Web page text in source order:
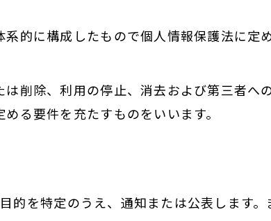
的に構成したもので個人情報保護法に定
削除、利用の停止、消去および第三者へ
る要件を充たすものをいいます。
的を特定のうえ、通知または公表します